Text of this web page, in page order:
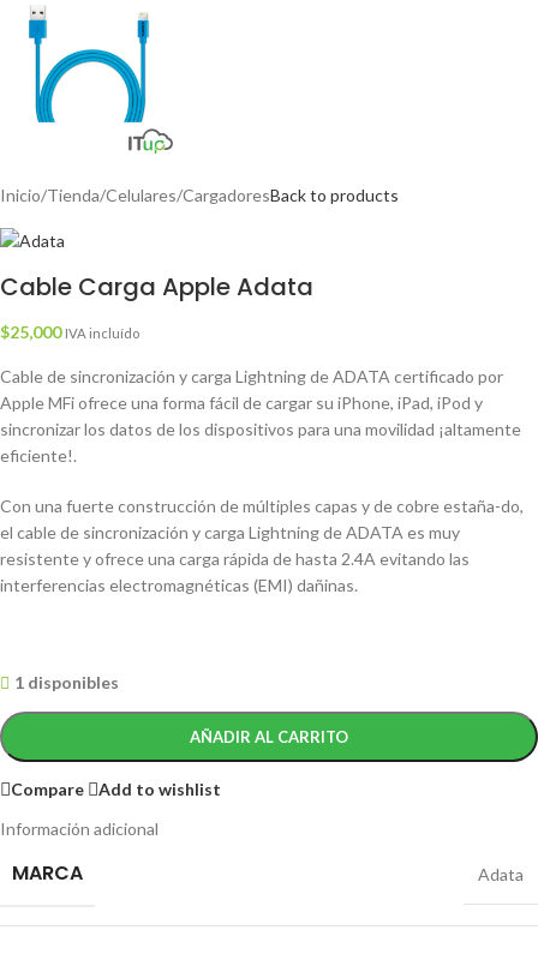
Inicio/Tienda/Celulares/CargadoresBack to products
Cable Carga Apple Adata
$25,000 IVA incluído
Cable de sincronización y carga Lightning de ADATA certificado por
Apple MFi ofrece una forma fácil de cargar su iPhone, iPad, iPod y
sincronizar los datos de los dispositivos para una movilidad ¡altamente
eficiente!.
Con una fuerte construcción de múltiples capas y de cobre estaña-do,
el cable de sincronización y carga Lightning de ADATA es muy
resistente y ofrece una carga rápida de hasta 2.4A evitando las
interferencias electromagnéticas (EMI) dañinas.
1 disponibles
AÑADIR AL CARRITO
Compare
Add to wishlist
Información adicional
MARCA Adata